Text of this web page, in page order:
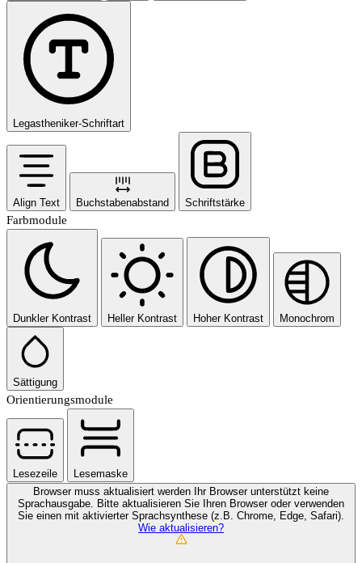
Legastheniker-Schriftart
Align Text Buchstabenabstand Schriftstärke
Farbmodule
Dunkler Kontrast Heller Kontrast Hoher Kontrast Monochrom
Sättigung
Orientierungsmodule
Lesezeile
Lesemaske
Browser muss aktualisiert werden
Ihr Browser unterstützt keine
Sprachausgabe. Bitte aktualisieren Sie Ihren Browser oder verwenden
Sie einen mit aktivierter Sprachsynthese (z.B. Chrome, Edge, Safari).
Wie aktualisieren?